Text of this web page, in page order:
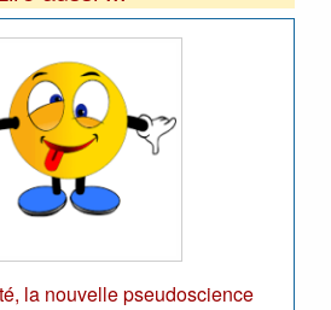
la nouvelle pseudoscience